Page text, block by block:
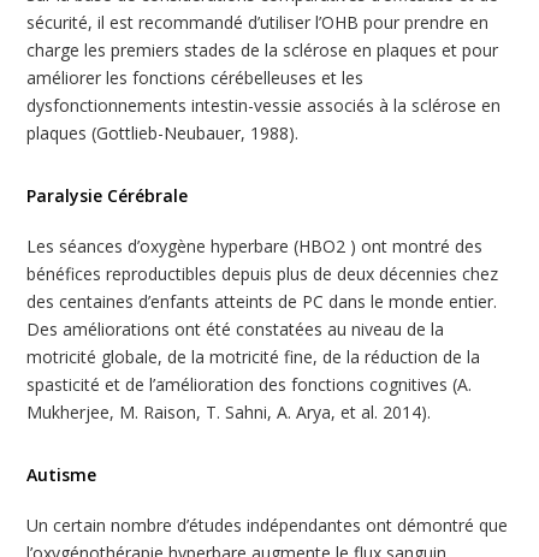
sécurité, il est recommandé d’utiliser l’OHB pour prendre en
charge les premiers stades de la sclérose en plaques et pour
améliorer les fonctions cérébelleuses et les
dysfonctionnements intestin-vessie associés à la sclérose en
plaques (Gottlieb-Neubauer, 1988).
Paralysie Cérébrale
Les séances d’oxygène hyperbare (HBO2 ) ont montré des
bénéfices reproductibles depuis plus de deux décennies chez
des centaines d’enfants atteints de PC dans le monde entier.
Des améliorations ont été constatées au niveau de la
motricité globale, de la motricité fine, de la réduction de la
spasticité et de l’amélioration des fonctions cognitives (A.
Mukherjee, M. Raison, T. Sahni, A. Arya, et al. 2014).
Autisme
Un certain nombre d’études indépendantes ont démontré que